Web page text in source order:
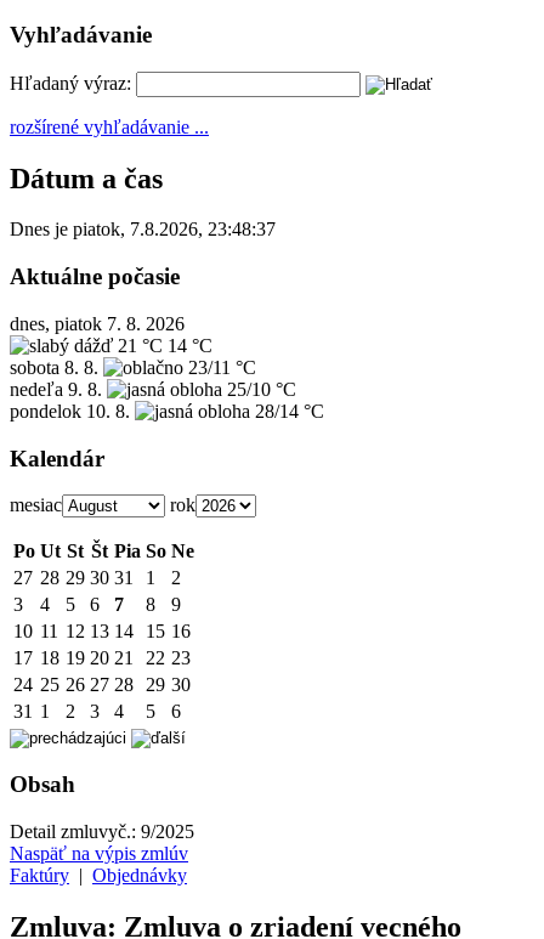
Vyhľadávanie
Hľadaný výraz:
rozšírené vyhľadávanie ...
Dátum a čas
Dnes je piatok, 7.8.2026, 23:48:37
Aktuálne počasie
dnes, piatok 7. 8. 2026
21 °C 14 °C
sobota 8. 8.
23/11 °C
nedeľa 9. 8.
25/10 °C
pondelok 10. 8. 28/14 °C
Kalendár
mesiac rok
Po Ut St Št Pia So Ne
27 28 29 30 31 1
2
3
4 5 6 7 8
9
10 11 12 13 14 15 16
17 18 19 20 21 22 23
24 25 26 27 28 29 30
31 1 2 3 4 5 6
Obsah
Detail zmluvyč.: 9/2025
Naspäť na výpis zmlúv
Faktúry | Objednávky
Zmluva: Zmluva o zriadení vecného